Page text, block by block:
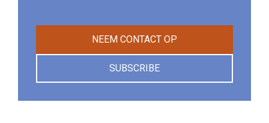
NEEM CONTACT OP
SUBSCRIBE